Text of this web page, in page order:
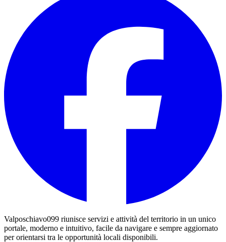
Valposchiavo099 riunisce servizi e attività del territorio in un unico
portale, moderno e intuitivo, facile da navigare e sempre aggiornato
per orientarsi tra le opportunità locali disponibili.